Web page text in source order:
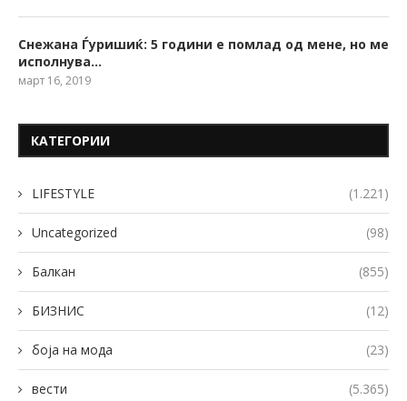
Снежана Ѓуришиќ: 5 години е помлад од мене, но ме
исполнува…
март 16, 2019
КАТЕГОРИИ
LIFESTYLE (1.221)
Uncategorized (98)
Балкан (855)
БИЗНИС (12)
боја на мода (23)
вести (5.365)